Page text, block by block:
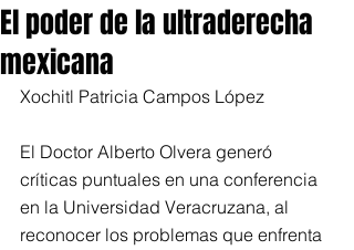
El poder de la ultraderecha
mexicana
Xochitl Patricia Campos López
El Doctor Alberto Olvera generó
críticas puntuales en una conferencia
en la Universidad Veracruzana, al
reconocer los problemas que enfrenta